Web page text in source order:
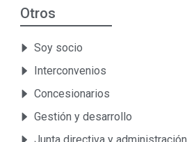
Otros
Soy socio
Interconvenios
Concesionarios
Gestión y desarrollo